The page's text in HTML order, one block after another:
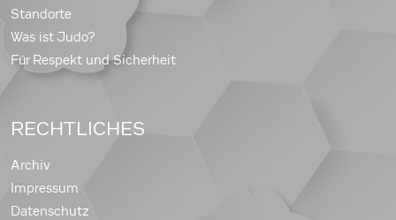
Standorte
Was ist Judo?
Für Respekt und Sicherheit
RECHTLICHES
Archiv
Impressum
Datenschutz